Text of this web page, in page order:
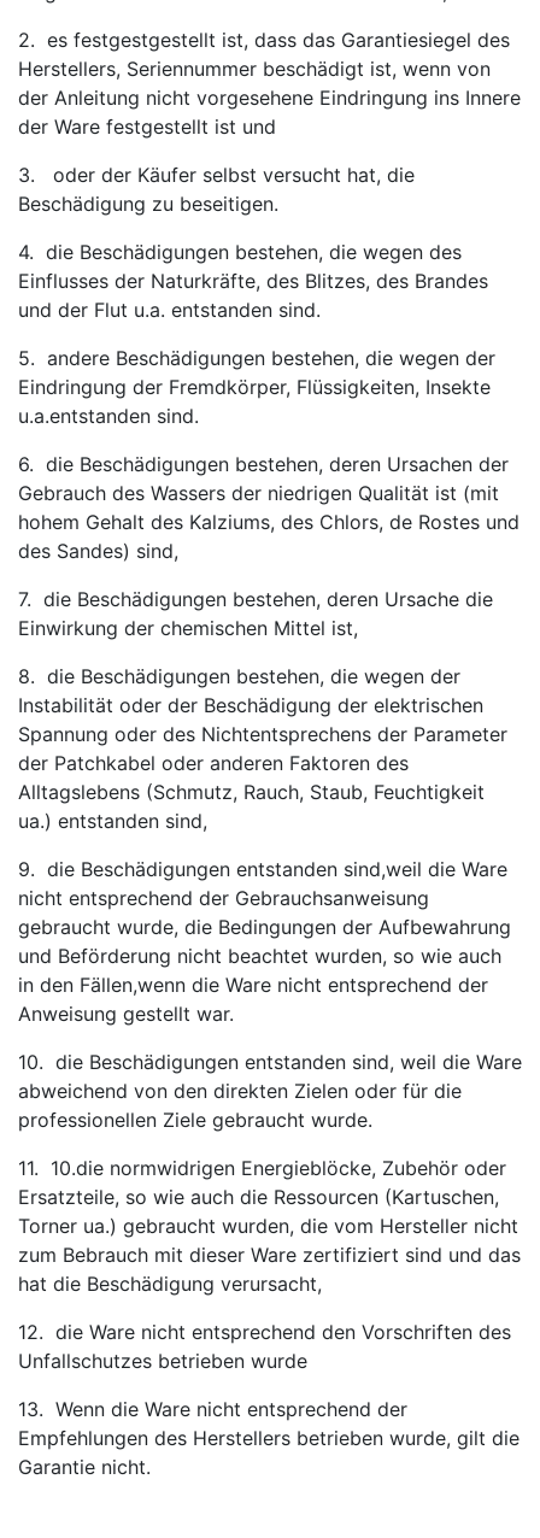
2. es festgestgestellt ist, dass das Garantiesiegel des
Herstellers, Seriennummer beschädigt ist, wenn von
der Anleitung nicht vorgesehene Eindringung ins Innere
der Ware festgestellt ist und
3. oder der Käufer selbst versucht hat, die
Beschädigung zu beseitigen.
4. die Beschädigungen bestehen, die wegen des
Einflusses der Naturkräfte, des Blitzes, des Brandes
und der Flut u.a. entstanden sind.
5. andere Beschädigungen bestehen, die wegen der
Eindringung der Fremdkörper, Flüssigkeiten, Insekte
u.a.entstanden sind.
6. die Beschädigungen bestehen, deren Ursachen der
Gebrauch des Wassers der niedrigen Qualität ist (mit
hohem Gehalt des Kalziums, des Chlors, de Rostes und
des Sandes) sind,
7. die Beschädigungen bestehen, deren Ursache die
Einwirkung der chemischen Mittel ist,
8. die Beschädigungen bestehen, die wegen der
Instabilität oder der Beschädigung der elektrischen
Spannung oder des Nichtentsprechens der Parameter
der Patchkabel oder anderen Faktoren des
Alltagslebens (Schmutz, Rauch, Staub, Feuchtigkeit
ua.) entstanden sind,
9. die Beschädigungen entstanden sind,weil die Ware
nicht entsprechend der Gebrauchsanweisung
gebraucht wurde, die Bedingungen der Aufbewahrung
und Beförderung nicht beachtet wurden, so wie auch
in den Fällen,wenn die Ware nicht entsprechend der
Anweisung gestellt war.
10. die Beschädigungen entstanden sind, weil die Ware
abweichend von den direkten Zielen oder für die
professionellen Ziele gebraucht wurde.
11. 10.die normwidrigen Energieblöcke, Zubehör oder
Ersatzteile, so wie auch die Ressourcen (Kartuschen,
Torner ua.) gebraucht wurden, die vom Hersteller nicht
zum Bebrauch mit dieser Ware zertifiziert sind und das
hat die Beschädigung verursacht,
12. die Ware nicht entsprechend den Vorschriften des
Unfallschutzes betrieben wurde
13. Wenn die Ware nicht entsprechend der
Empfehlungen des Herstellers betrieben wurde, gilt die
Garantie nicht.